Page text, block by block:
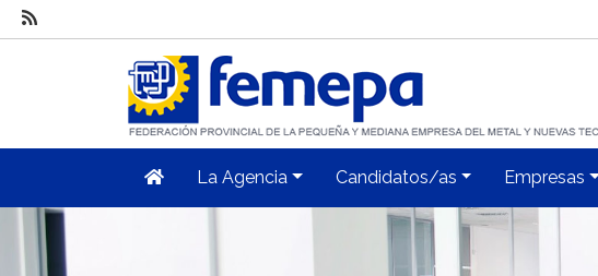
La Agencia Candidatos/as Empresas